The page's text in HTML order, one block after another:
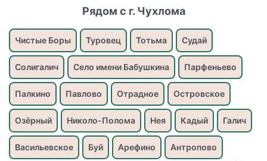
Рядом с г. Чухлома
Чистые Боры Туровец Тотьма Судай
Солигалич Село имени Бабушкина Парфеньево
Палкино Павлово Отрадное Островское
Озёрный Николо-Полома Нея Кадый Галич
Васильевское Буй Арефино Антропово